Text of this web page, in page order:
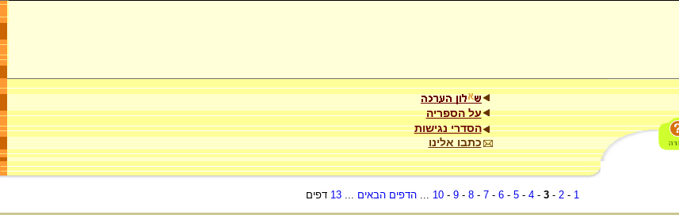
על הספריה
הסדרי נגישות
כתבו אלינו
1
-
2
-
3
-
4
-
5
-
6
-
7
-
8
-
9
-
10
...הדפים הבאים ...
13 דפים